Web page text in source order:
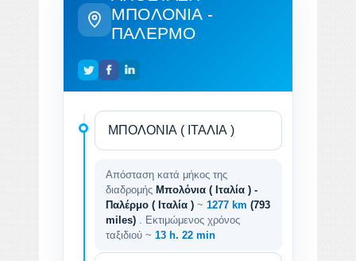
ΜΠΟΛΌΝΙΑ -
ΠΑΛΈΡΜΟ
Απόσταση κατά μήκος της
διαδρομής Μπολόνια ( Ιταλία ) -
Παλέρμο ( Ιταλία ) ~ 1277 km (793
miles)
. Εκτιμώμενος χρόνος
ταξιδιού ~ 13 h. 22 min